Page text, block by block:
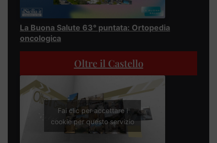
La Buona Salute 63° puntata: Ortopedia
oncologica
Oltre il Castello
Fai clic per accettare i
cookie per questo servizio